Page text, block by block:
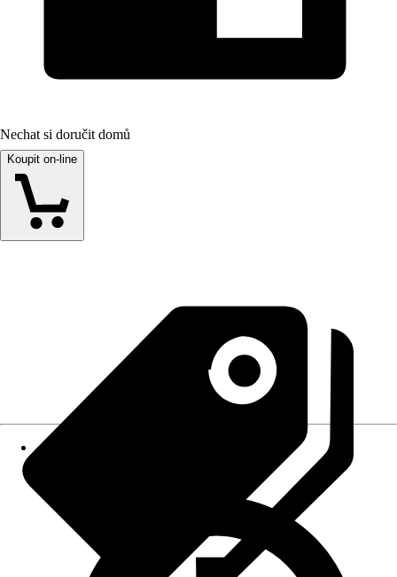
Nechat si doručit domů
Koupit on-line